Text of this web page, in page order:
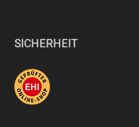
SICHERHEIT